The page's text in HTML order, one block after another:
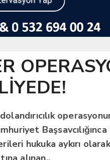
Başsavcılığınca
hukuka aykırı